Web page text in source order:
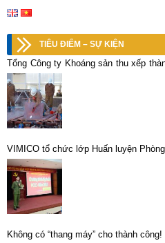
TIÊU ĐIỂM – SỰ KIỆN
Tổng Công ty Khoáng sản thu xếp
tư
VIMICO tổ chức lớp Huấn luyện
Không có “thang máy” cho thành công!